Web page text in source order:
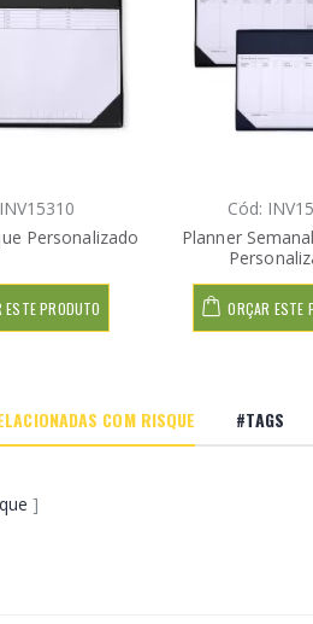
Personalizado
ESTE PRODUTO
Cód:
Planner
ORÇAR ESTE
COM RISQUE #TAGS
]